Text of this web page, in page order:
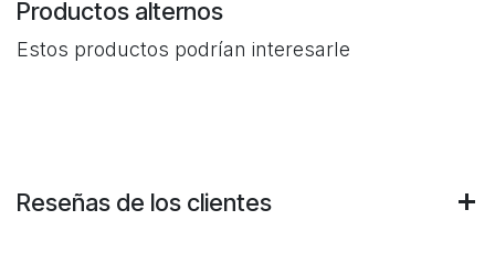
Productos alternos
Estos productos podrían interesarle
Reseñas de los clientes